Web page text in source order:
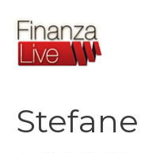
contenuto